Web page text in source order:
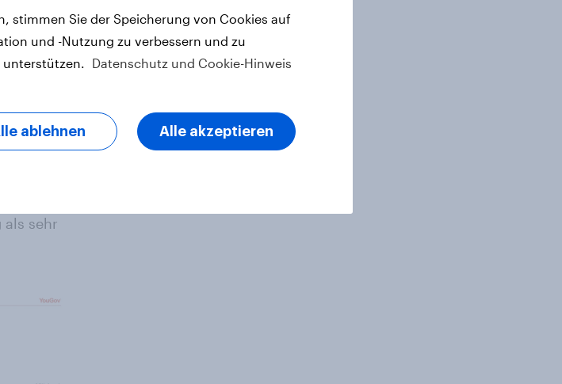
mit
der
schreibt
die
als sehr
stimmen Sie der Speicherung von Cookies auf
und -Nutzung zu verbessern und zu
unterstützen. Datenschutz und Cookie-Hinweis
ablehnen Alle akzeptieren